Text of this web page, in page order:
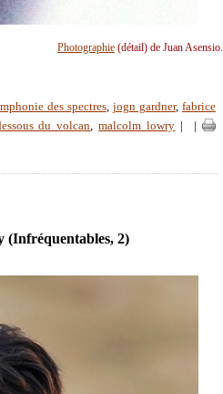
Photographie(détail) de Juan Asensio.
des spectres, jogn gardner, fabrice
du volcan,malcolm lowry
(Infréquentables, 2)